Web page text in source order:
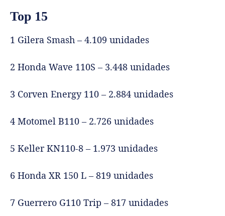
Top 15
1 Gilera Smash – 4.109 unidades
2 Honda Wave 110S – 3.448 unidades
3 Corven Energy 110 – 2.884 unidades
4 Motomel B110 – 2.726 unidades
5 Keller KN110-8 – 1.973 unidades
6 Honda XR 150 L – 819 unidades
7 Guerrero G110 Trip – 817 unidades